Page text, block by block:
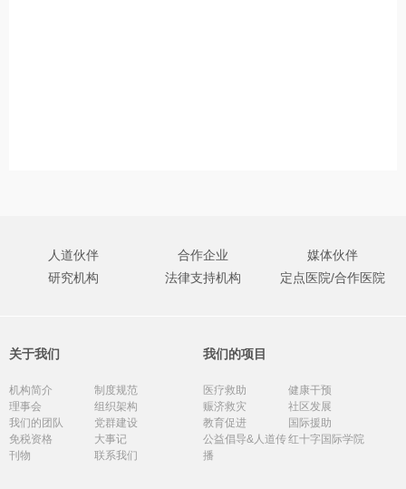
人道伙伴 合作企业
媒体伙伴
研究机构
法律支持机构 定点医院/合作医院
关于我们
机构简介
制度规范
理事会
组织架构
我们的团队
党群建设
免税资格
大事记
刊物
联系我们
我们的项目
医疗救助
健康干预
赈济救灾
社区发展
教育促进
国际援助
公益倡导&人道传
播
红十字国际学院